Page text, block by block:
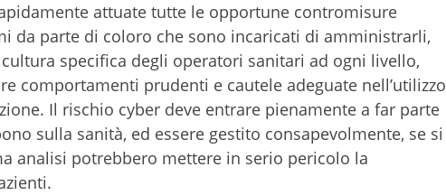
attuate tutte le opportune contromisure
da parte di coloro che sono incaricati di amministrarli,
specifica degli operatori sanitari ad ogni livello,
comportamenti prudenti e cautele adeguate nell’utilizzo
Il rischio cyber deve entrare pienamente a far parte
sulla sanità, ed essere gestito consapevolmente, se si
analisi potrebbero mettere in serio pericolo la